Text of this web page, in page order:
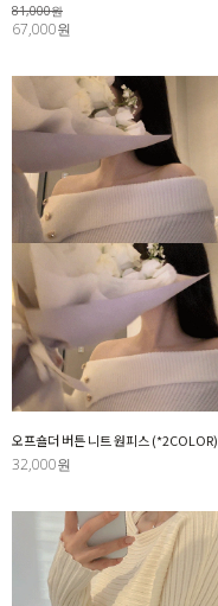
81,000원
67,000원
오프숄더 버튼 니트 원피스 (*2COLOR)
32,000원